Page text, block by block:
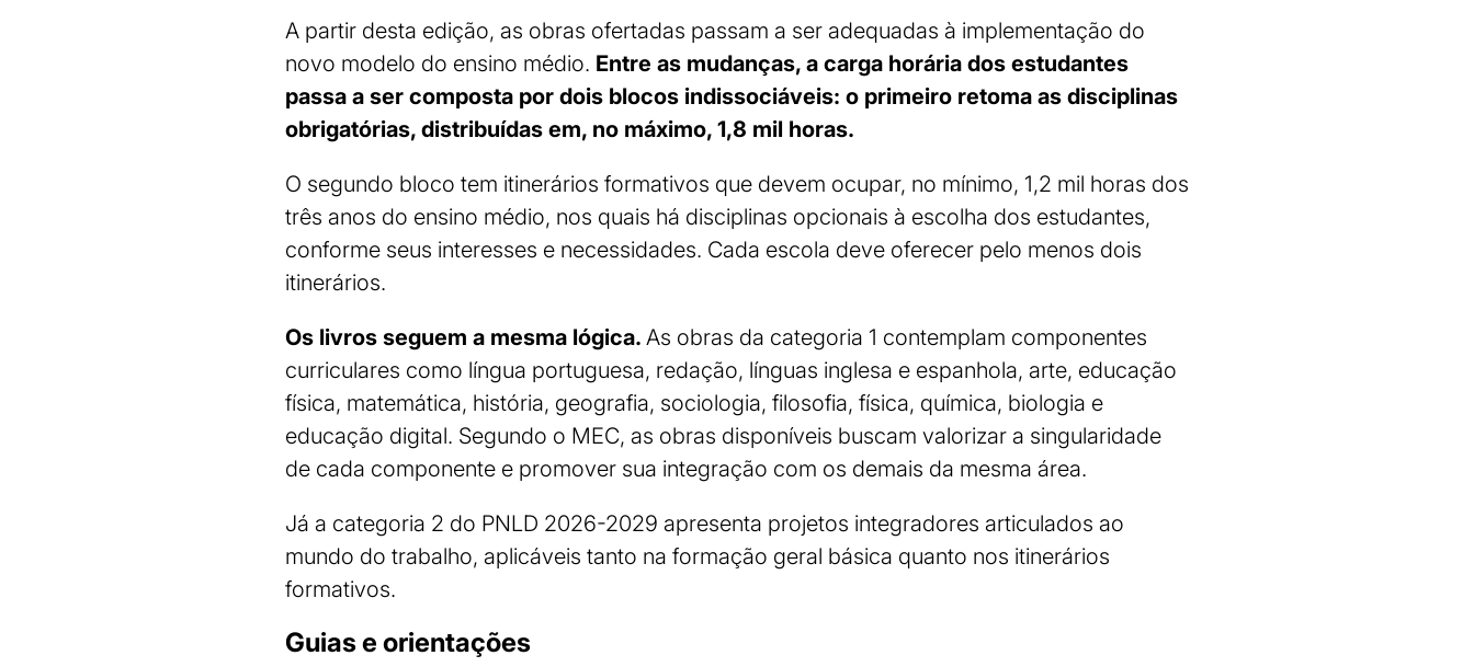
A partir desta edição, as obras ofertadas passam a ser adequadas à implementação do
novo modelo do ensino médio. Entre as mudanças, a carga horária dos estudantes
passa a ser composta por dois blocos indissociáveis: o primeiro retoma as disciplinas
obrigatórias, distribuídas em, no máximo, 1,8 mil horas.
O segundo bloco tem itinerários formativos que devem ocupar, no mínimo, 1,2 mil horas dos
três anos do ensino médio, nos quais há disciplinas opcionais à escolha dos estudantes,
conforme seus interesses e necessidades. Cada escola deve oferecer pelo menos dois
itinerários.
Os livros seguem a mesma lógica. As obras da categoria 1 contemplam componentes
curriculares como língua portuguesa, redação, línguas inglesa e espanhola, arte, educação
física, matemática, história, geografia, sociologia, filosofia, física, química, biologia e
educação digital. Segundo o MEC, as obras disponíveis buscam valorizar a singularidade
de cada componente e promover sua integração com os demais da mesma área.
Já a categoria 2 do PNLD 2026-2029 apresenta projetos integradores articulados ao
mundo do trabalho, aplicáveis tanto na formação geral básica quanto nos itinerários
formativos.
Guias e orientações